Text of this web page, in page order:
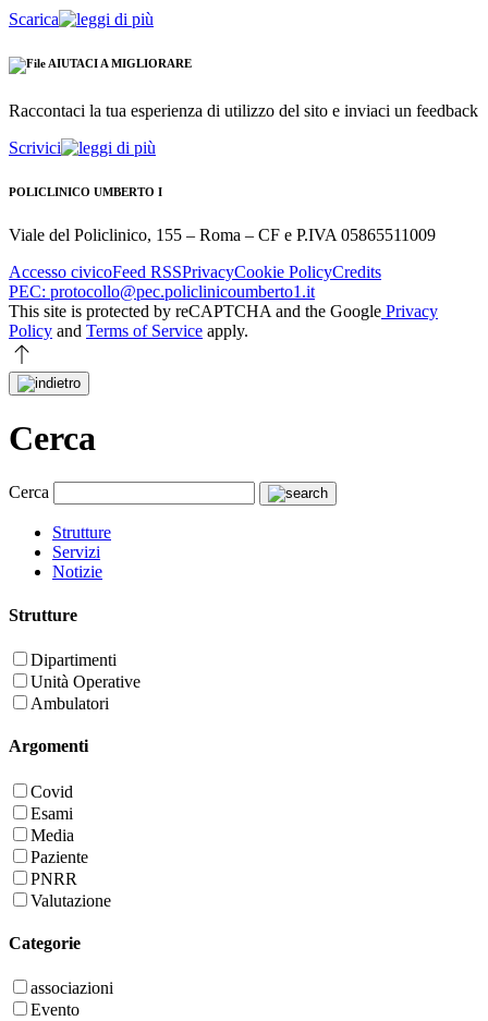
Scarica
AIUTACI A MIGLIORARE
Raccontaci la tua esperienza di utilizzo del sito e inviaci un feedback
Scrivici
POLICLINICO UMBERTO I
Viale del Policlinico, 155 – Roma – CF e P.IVA 05865511009
Accesso civicoFeed RSSPrivacyCookie PolicyCredits
PEC: protocollo@pec.policlinicoumberto1.it
This site is protected by reCAPTCHA and the Google Privacy
Policy and Terms of Service apply.
Cerca
Cerca
Strutture
Servizi
Notizie
Strutture
Dipartimenti
Unità Operative
Ambulatori
Argomenti
Covid
Esami
Media
Paziente
PNRR
Valutazione
Categorie
associazioni
Evento